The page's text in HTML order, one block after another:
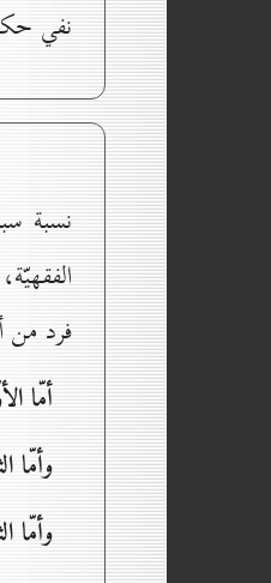
نفي
نسبة
فرد من
أمّا
وأمّا
وأمّا